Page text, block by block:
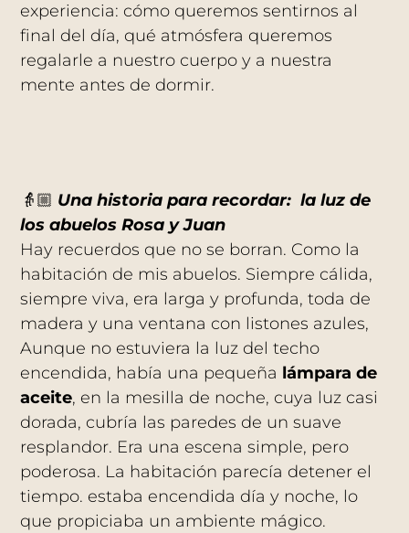
experiencia: cómo queremos sentirnos al
final del día, qué atmósfera queremos
regalarle a nuestro cuerpo y a nuestra
mente antes de dormir.
👵🏼 Una historia para recordar: la luz de
los abuelos Rosa y Juan
Hay recuerdos que no se borran. Como la
habitación de mis abuelos. Siempre cálida,
siempre viva, era larga y profunda, toda de
madera y una ventana con listones azules,
Aunque no estuviera la luz del techo
encendida, había una pequeña lámpara de
aceite, en la mesilla de noche, cuya luz casi
dorada, cubría las paredes de un suave
resplandor. Era una escena simple, pero
poderosa. La habitación parecía detener el
tiempo. estaba encendida día y noche, lo
que propiciaba un ambiente mágico.